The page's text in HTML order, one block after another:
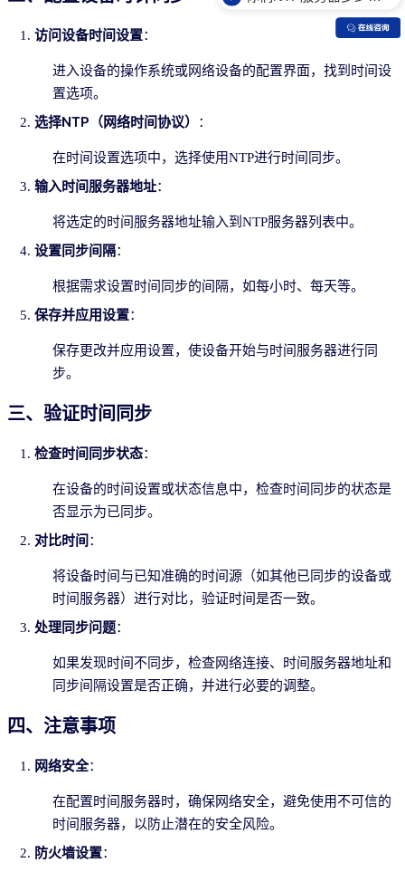
访问设备时间设置：
进入设备的操作系统或网络设备的配置界面，找到时间设
置选项。
选择NTP（网络时间协议） ：
在时间设置选项中，选择使用NTP进行时间同步。
输入时间服务器地址：
将选定的时间服务器地址输入到NTP服务器列表中。
设置同步间隔：
根据需求设置时间同步的间隔，如每小时、每天等。
保存并应用设置：
保存更改并应用设置，使设备开始与时间服务器进行同
步。
三、验证时间同步
检查时间同步状态：
在设备的时间设置或状态信息中，检查时间同步的状态是
否显示为已同步。
对比时间：
将设备时间与已知准确的时间源（如其他已同步的设备或
时间服务器）进行对比，验证时间是否一致。
处理同步问题：
如果发现时间不同步，检查网络连接、时间服务器地址和
同步间隔设置是否正确，并进行必要的调整。
四、注意事项
网络安全：
在配置时间服务器时，确保网络安全，避免使用不可信的
时间服务器，以防止潜在的安全风险。
防火墙设置：
你们NTP服务器是什么价格？